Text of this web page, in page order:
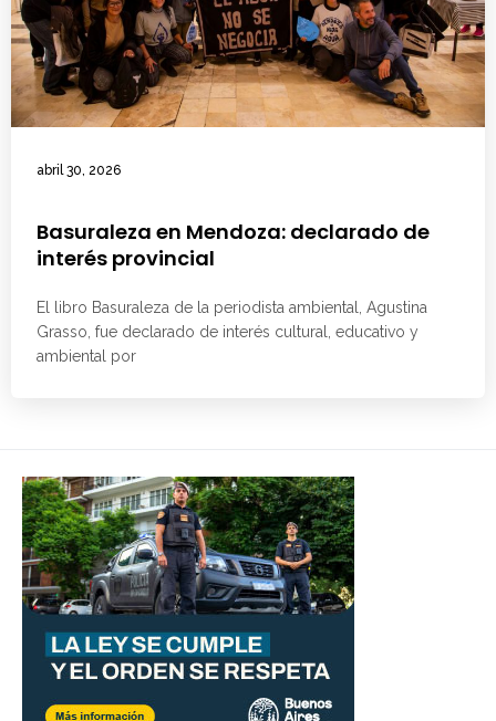
abril 30, 2026
Basuraleza en Mendoza: declarado de
interés provincial
El libro Basuraleza de la periodista ambiental, Agustina
Grasso, fue declarado de interés cultural, educativo y
ambiental por